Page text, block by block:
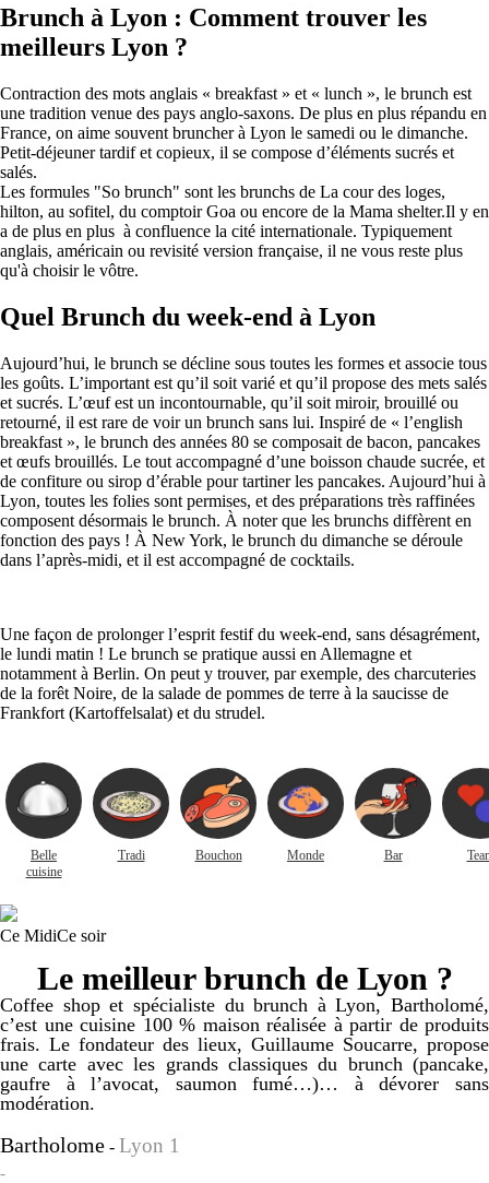
Brunch à Lyon : Comment trouver les
meilleurs Lyon ?
Contraction des mots anglais « breakfast » et « lunch », le brunch est
une tradition venue des pays anglo-saxons. De plus en plus répandu en
France, on aime souvent bruncher à Lyon le samedi ou le dimanche.
Petit-déjeuner tardif et copieux, il se compose d’éléments sucrés et
salés.
Les formules "So brunch" sont les brunchs de La cour des loges,
hilton, au sofitel, du comptoir Goa ou encore de la Mama shelter.Il y en
a de plus en plus à confluence la cité internationale. Typiquement
anglais, américain ou revisité version française, il ne vous reste plus
qu'à choisir le vôtre.
Quel Brunch du week-end à Lyon
Aujourd’hui, le brunch se décline sous toutes les formes et associe tous
les goûts. L’important est qu’il soit varié et qu’il propose des mets salés
et sucrés. L’œuf est un incontournable, qu’il soit miroir, brouillé ou
retourné, il est rare de voir un brunch sans lui. Inspiré de « l’english
breakfast », le brunch des années 80 se composait de bacon, pancakes
et œufs brouillés. Le tout accompagné d’une boisson chaude sucrée, et
de confiture ou sirop d’érable pour tartiner les pancakes. Aujourd’hui à
Lyon, toutes les folies sont permises, et des préparations très raffinées
composent désormais le brunch. À noter que les brunchs diffèrent en
fonction des pays ! À New York, le brunch du dimanche se déroule
dans l’après-midi, et il est accompagné de cocktails.
Une façon de prolonger l’esprit festif du week-end, sans désagrément,
le lundi matin ! Le brunch se pratique aussi en Allemagne et
notamment à Berlin. On peut y trouver, par exemple, des charcuteries
de la forêt Noire, de la salade de pommes de terre à la saucisse de
Frankfort (Kartoffelsalat) et du strudel.
Belle
cuisine
Tradi Bouchon Monde Bar
Ce MidiCe soir
Le meilleur brunch de Lyon ?
Coffee shop et spécialiste du brunch à Lyon, Bartholomé,
c’est une cuisine 100 % maison réalisée à partir de produits
frais. Le fondateur des lieux, Guillaume Soucarre, propose
une carte avec les grands classiques du brunch (pancake,
gaufre à l’avocat, saumon fumé…)… à dévorer sans
modération.
Bartholome - Lyon 1
-